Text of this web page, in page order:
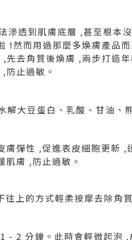
滲透到肌膚底層 ,甚至根本
!然而用過那麼多煥膚產品
去角質後煥膚 ,兩步打造
止過敏。
解大豆蛋白、乳酸、甘油、
膚彈性 ,促進表皮細胞更新 ,
膚 ,防止過敏。
上的方式輕柔按摩去除角
- 2 分鐘。此時會輕微起泡 ,